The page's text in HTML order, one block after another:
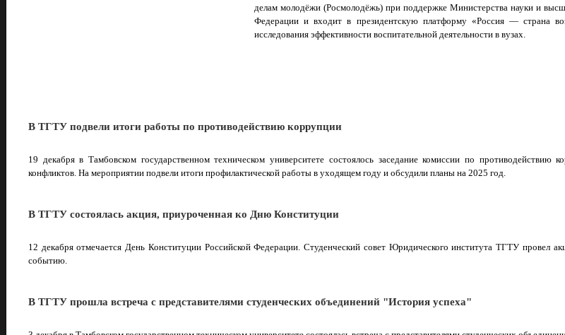
делам молодёжи (Росмолодёжь) при поддержке Министерства науки и
Федерации и входит в президентскую платформу «Россия — страна
исследования эффективности воспитательной деятельности в вузах.
В ТГТУ подвели итоги работы по противодействию коррупции
19 декабря в Тамбовском государственном техническом университете
противодействию коррупции и урегулированию конфликтов. На